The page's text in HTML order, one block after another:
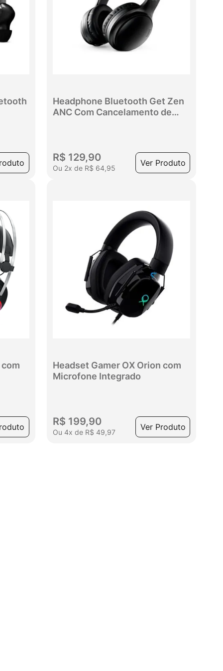
Headphone Bluetooth Get Zen
ANC Com Cancelamento de
R$ 129,90
Ou 2x de R$ 64,95
Ver Produto
Headset Gamer OX Orion com
Microfone Integrado
R$ 199,90
Ou 4x de R$ 49,97
Ver Produto